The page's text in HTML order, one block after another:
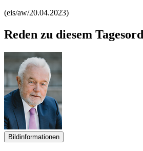
(eis/aw/20.04.2023)
Reden zu diesem
Bildinformationen